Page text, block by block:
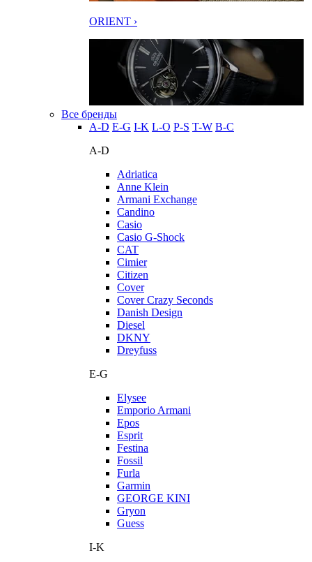
ORIENT ›
Все бренды
A-D E-G I-K L-O P-S T-W В-С
A-D
Adriatica
Anne Klein
Armani Exchange
Candino
Casio
Casio G-Shock
CAT
Cimier
Citizen
Cover
Cover Crazy Seconds
Danish Design
Diesel
DKNY
Dreyfuss
E-G
Elysee
Emporio Armani
Epos
Esprit
Festina
Fossil
Furla
Garmin
GEORGE KINI
Gryon
Guess
I-K